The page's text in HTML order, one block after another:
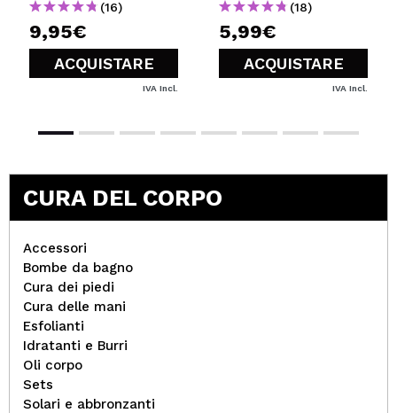
(16)
9,95€
ACQUISTARE
IVA Incl.
(18)
5,99€
ACQUISTARE
IVA Incl.
CURA DEL CORPO
Accessori
Bombe da bagno
Cura dei piedi
Cura delle mani
Esfolianti
Idratanti e Burri
Oli corpo
Sets
Solari e abbronzanti